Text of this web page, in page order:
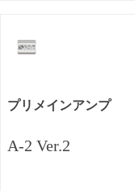
プリメインアンプ
A-2 Ver.2